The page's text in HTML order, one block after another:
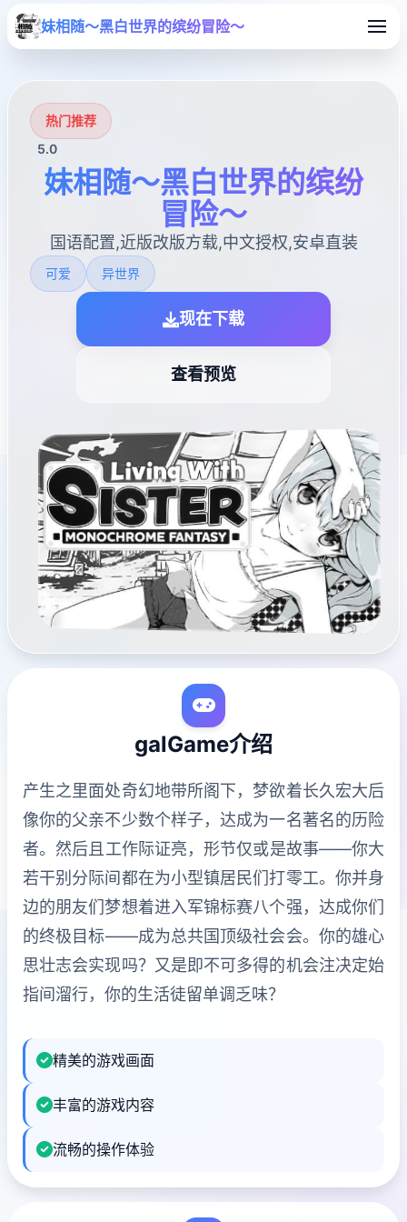
妹相随～黑白世界的缤纷冒险～
热门推荐
5.0
妹相随～黑白世界的缤纷
冒险～
国语配置,近版改版方载,中文授权,安卓直装
可爱 异世界
现在下载
查看预览
galGame介绍
产生之里面处奇幻地带所阁下，梦欲着长久宏大后
像你的父亲不少数个样子，达成为一名著名的历险
者。然后且工作际证亮，形节仅或是故事——你大
若干别分际间都在为小型镇居民们打零工。你并身
边的朋友们梦想着进入军锦标赛八个强，达成你们
的终极目标——成为总共国顶级社会会。你的雄心
思壮志会实现吗？又是即不可多得的机会注决定始
指间溜行，你的生活徒留单调乏味？
精美的游戏画面
丰富的游戏内容
流畅的操作体验